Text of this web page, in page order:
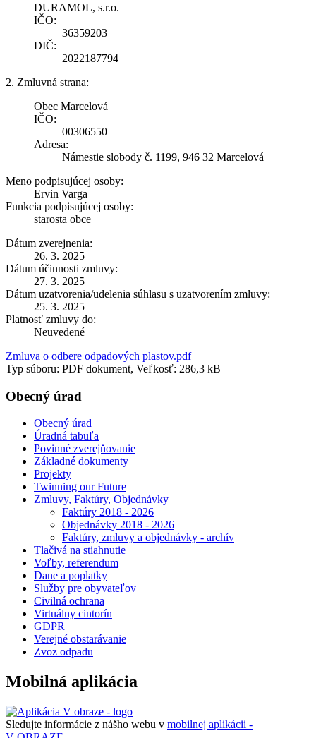
DURAMOL, s.r.o.
IČO:
36359203
DIČ:
2022187794
2. Zmluvná strana:
Obec Marcelová
IČO:
00306550
Adresa:
Námestie slobody č. 1199, 946 32 Marcelová
Meno podpisujúcej osoby:
Ervin Varga
Funkcia podpisujúcej osoby:
starosta obce
Dátum zverejnenia:
26. 3. 2025
Dátum účinnosti zmluvy:
27. 3. 2025
Dátum uzatvorenia/udelenia súhlasu s uzatvorením zmluvy:
25. 3. 2025
Platnosť zmluvy do:
Neuvedené
Zmluva o odbere odpadových plastov.pdf
Typ súboru: PDF dokument, Veľkosť: 286,3 kB
Obecný úrad
Obecný úrad
Úradná tabuľa
Povinné zverejňovanie
Základné dokumenty
Projekty
Twinning our Future
Zmluvy, Faktúry, Objednávky
Faktúry 2018 - 2026
Objednávky 2018 - 2026
Faktúry, zmluvy a objednávky - archív
Tlačivá na stiahnutie
Voľby, referendum
Dane a poplatky
Služby pre obyvateľov
Civilná ochrana
Virtuálny cintorín
GDPR
Verejné obstarávanie
Zvoz odpadu
Mobilná aplikácia
Sledujte informácie z nášho webu v mobilnej aplikácii -